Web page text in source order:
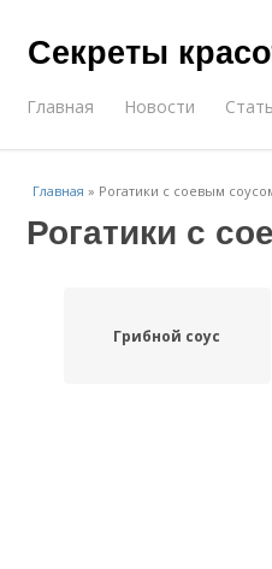
Секреты
Главная Новости
Главная » Рогатики с соевым
Рогатики с
Грибной соус